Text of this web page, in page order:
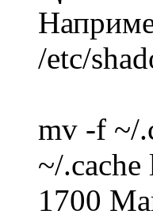
/etc/
mv -f ~/
~/
1700